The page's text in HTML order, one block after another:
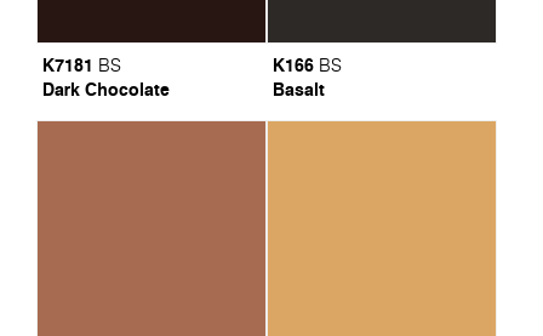
K7181 BS
Dark Chocolate
K166 BS
Basalt